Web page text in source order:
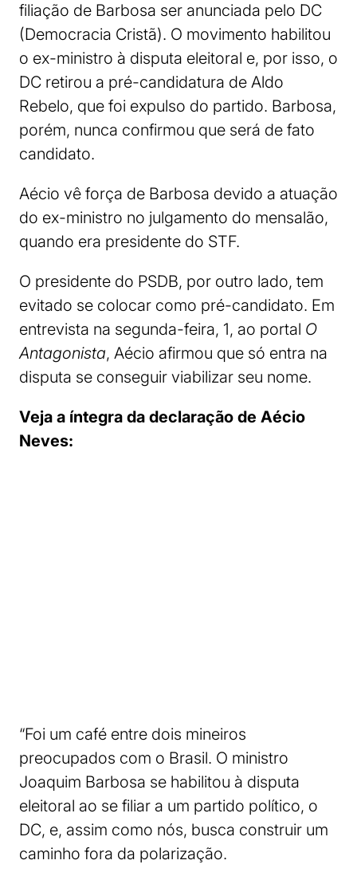
filiação de Barbosa ser anunciada pelo DC
(Democracia Cristã). O movimento habilitou
o ex-ministro à disputa eleitoral e, por isso, o
DC retirou a pré-candidatura de Aldo
Rebelo, que foi expulso do partido. Barbosa,
porém, nunca confirmou que será de fato
candidato.
Aécio vê força de Barbosa devido a atuação
do ex-ministro no julgamento do mensalão,
quando era presidente do STF.
O presidente do PSDB, por outro lado, tem
evitado se colocar como pré-candidato. Em
entrevista na segunda-feira, 1, ao portal O
Antagonista, Aécio afirmou que só entra na
disputa se conseguir viabilizar seu nome.
Veja a íntegra da declaração de Aécio
Neves:
“Foi um café entre dois mineiros
preocupados com o Brasil. O ministro
Joaquim Barbosa se habilitou à disputa
eleitoral ao se filiar a um partido político, o
DC, e, assim como nós, busca construir um
caminho fora da polarização.